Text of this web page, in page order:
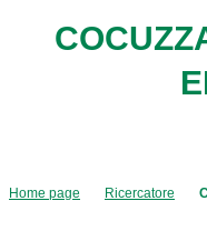
Home page Ricercatore